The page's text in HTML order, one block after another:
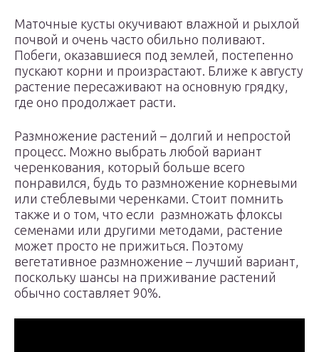
Маточные кусты окучивают влажной и рыхлой
почвой и очень часто обильно поливают.
Побеги, оказавшиеся под землей, постепенно
пускают корни и произрастают. Ближе к августу
растение пересаживают на основную грядку,
где оно продолжает расти.
Размножение растений – долгий и непростой
процесс. Можно выбрать любой вариант
черенкования, который больше всего
понравился, будь то размножение корневыми
или стеблевыми черенками. Стоит помнить
также и о том, что если размножать флоксы
семенами или другими методами, растение
может просто не прижиться. Поэтому
вегетативное размножение – лучший вариант,
поскольку шансы на приживание растений
обычно составляет 90%.